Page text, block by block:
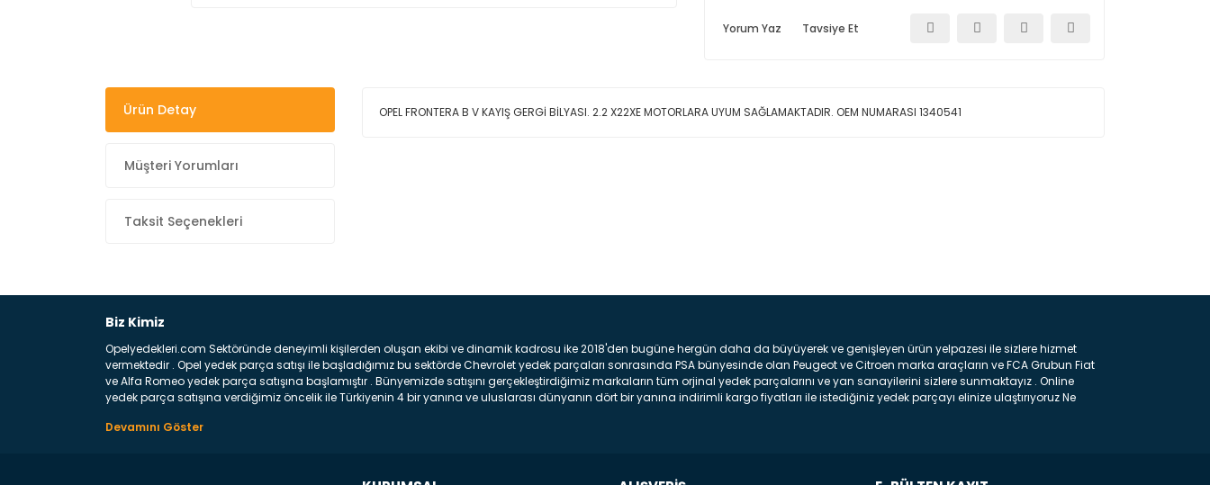
Yorum Yaz Tavsiye Et
Ürün Detay
Müşteri Yorumları
Taksit Seçenekleri
OPEL FRONTERA B V KAYIŞ GERGİ BİLYASI. 2.2 X22XE MOTORLARA UYUM SAĞLAMAKTADIR. OEM NUMARASI 1340541
Biz Kimiz
Opelyedekleri.com Sektöründe deneyimli kişilerden oluşan ekibi ve dinamik kadrosu ike 2018'den bugüne hergün daha da büyüyerek ve genişleyen ürün yelpazesi ile sizlere hizmet
vermektedir . Opel yedek parça satışı ile başladığımız bu sektörde Chevrolet yedek parçaları sonrasında PSA bünyesinde olan Peugeot ve Citroen marka araçların ve FCA Grubun Fiat
ve Alfa Romeo yedek parça satışına başlamıştır . Bünyemizde satışını gerçekleştirdiğimiz markaların tüm orjinal yedek parçalarını ve yan sanayilerini sizlere sunmaktayız . Online
yedek parça satışına verdiğimiz öncelik ile Türkiyenin 4 bir yanına ve uluslarası dünyanın dört bir yanına indirimli kargo fiyatları ile istediğiniz yedek parçayı elinize ulaştırıyoruz Ne
belirttiğimiz parçalar sizlere fikir sağlayacaktır. Ön Tampon : Aracınızın ön kısmında bulunan plastik darbe emici amacı ile yapılmış olan kaporta aksam parçasıdır. Çamurluk :
üretilmiş disk ile teması sayesinde durmayı sağlayan aksam parçadır . Fren Diski : Aracımızın ön ve arka tekerlerinde bulunan frenleme ana elemanıdır . Hangi Araçlara Yedek Parça